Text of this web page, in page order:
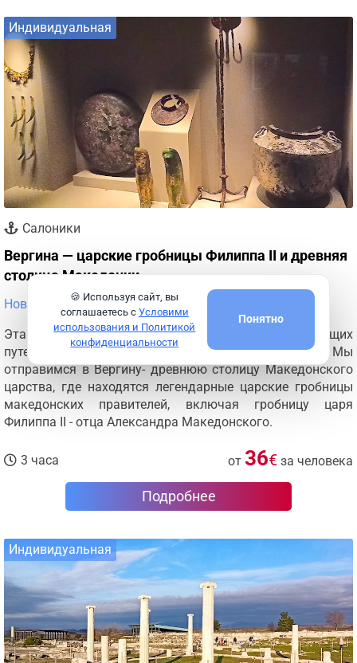
Индивидуальная
Салоники
Вергина — царские гробницы Филиппа II и древняя
столица Македонии
Новая экскурсия
Эта экскурсия - одно из самых впечатляющих
путешествий по истории древней Македонии. Мы
отправимся в Вергину- древнюю столицу Македонского
царства, где находятся легендарные царские гробницы
македонских правителей, включая гробницу царя
Филиппа II - отца Александра Македонского.
3 часа от 36€ за человека
Подробнее
Индивидуальная
🍪 Используя сайт, вы
соглашаетесь с Условими
использования и Политикой
конфиденциальности
Понятно